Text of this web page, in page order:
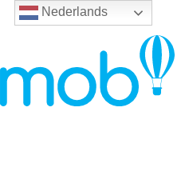
Nederlands